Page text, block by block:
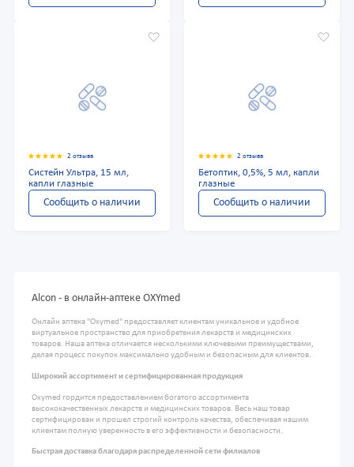
2 отзыва
Систейн Ультра, 15 мл,
капли глазные
Сообщить о наличии
2 отзыва
Бетоптик, 0,5%, 5 мл, капли
глазные
Сообщить о наличии
Alcon - в онлайн-аптеке OXYmed
Онлайн аптека "Oxymed" предоставляет клиентам уникальное и удобное
виртуальное пространство для приобретения лекарств и медицинских
товаров. Наша аптека отличается несколькими ключевыми преимуществами,
делая процесс покупок максимально удобным и безопасным для клиентов.
Широкий ассортимент и сертифицированная продукция
Oxymed гордится предоставлением богатого ассортимента
высококачественных лекарств и медицинских товаров. Весь наш товар
сертифицирован и прошел строгий контроль качества, обеспечивая нашим
клиентам полную уверенность в его эффективности и безопасности.
Быстрая доставка благодаря распределенной сети филиалов